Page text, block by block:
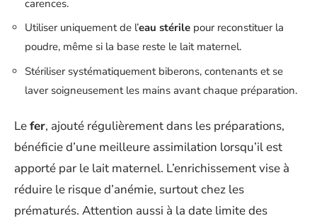
carences.
Utiliser uniquement de l’eau stérile pour reconstituer la
poudre, même si la base reste le lait maternel.
Stériliser systématiquement biberons, contenants et se
laver soigneusement les mains avant chaque préparation.
Lefer, ajouté régulièrement dans les préparations,
bénéficie d’une meilleure assimilation lorsqu’il est
apporté par le lait maternel. L’enrichissement vise à
réduire le risque d’anémie, surtout chez les
prématurés. Attention aussi à la date limite des